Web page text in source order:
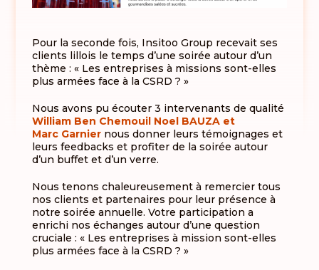
Pour la seconde fois, Insitoo Group recevait ses
clients lillois le temps d’une soirée autour d’un
thème : « Les entreprises à missions sont-elles
plus armées face à la CSRD ? »
Nous avons pu écouter 3 intervenants de qualité
William Ben Chemouil Noel BAUZA et
Marc Garniernous donner leurs témoignages et
leurs feedbacks et profiter de la soirée autour
d’un buffet et d’un verre.
Nous tenons chaleureusement à remercier tous
nos clients et partenaires pour leur présence à
notre soirée annuelle. Votre participation a
enrichi nos échanges autour d’une question
cruciale : « Les entreprises à mission sont-elles
plus armées face à la CSRD ? »